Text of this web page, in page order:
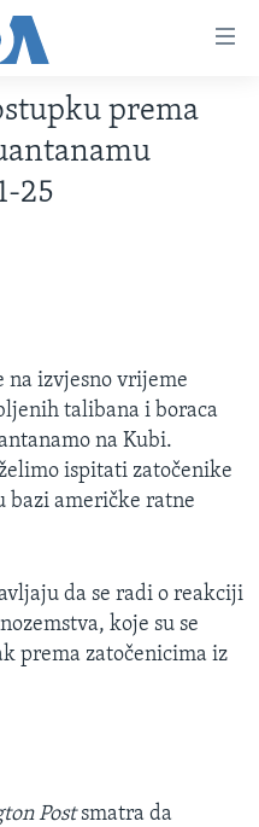
prema
25
na izvjesno vrijeme
talibana i boraca
na Kubi.
ispitati zatočenike
bazi američke ratne
da se radi o reakciji
koje su se
prema zatočenicima iz
Postsmatra da